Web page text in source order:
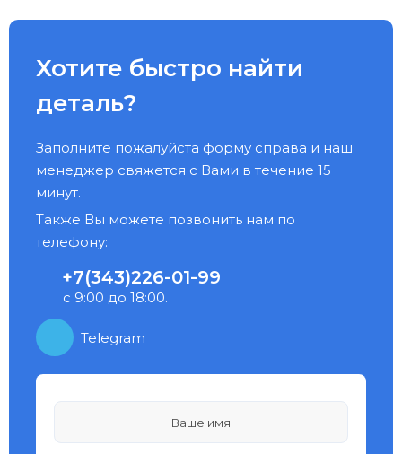
Хотите быстро найти
деталь?
Заполните пожалуйста форму справа и наш
менеджер свяжется с Вами в течение 15
минут.
Также Вы можете позвонить нам по
телефону:
+7(343)226-01-99
с 9:00 до 18:00.
Telegram